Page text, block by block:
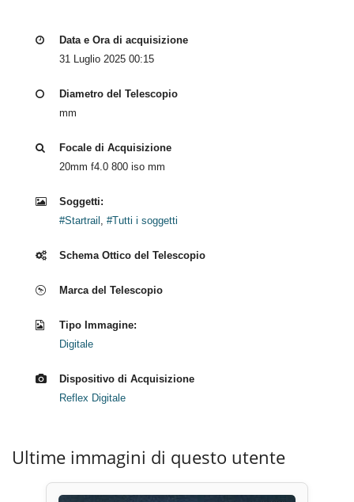
Data e Ora di acquisizione
31 Luglio 2025 00:15
Diametro del Telescopio
mm
Focale di Acquisizione
20mm f4.0 800 iso mm
Soggetti:
#Startrail , #Tutti i soggetti
Schema Ottico del Telescopio
Marca del Telescopio
Tipo Immagine:
Digitale
Dispositivo di Acquisizione
Reflex Digitale
Ultime immagini di questo utente